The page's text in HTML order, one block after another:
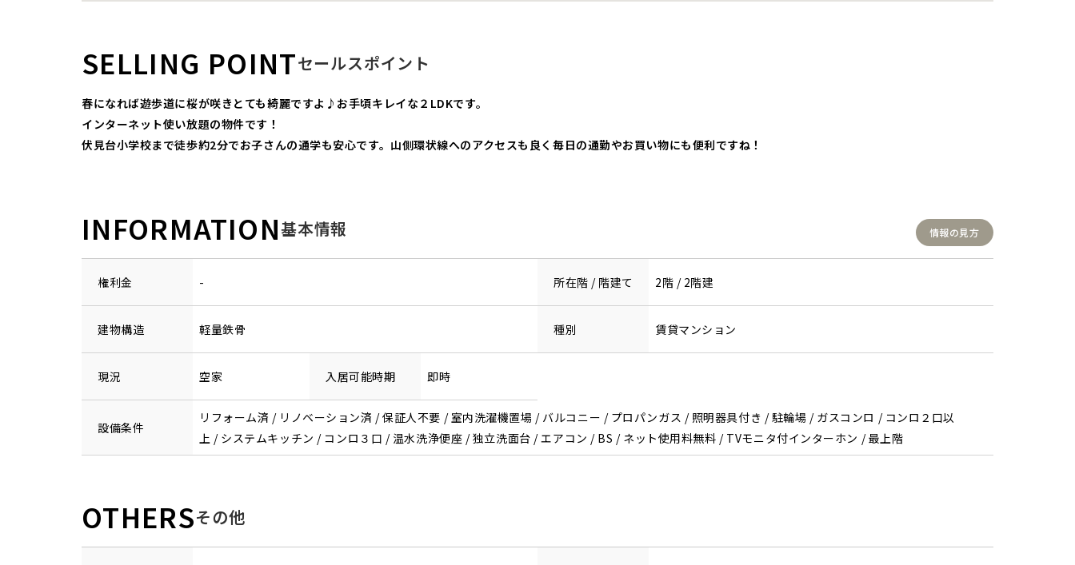
SELLING POINTセールスポイント
春になれば遊歩道に桜が咲きとても綺麗ですよ♪お手頃キレイな２LDKです。
インターネット使い放題の物件です！
伏見台小学校まで徒歩約2分でお子さんの通学も安心です。山側環状線へのアクセスも良く毎日の通勤やお買い物にも便利ですね！
INFORMATION基本情報 情報の見方
権利金 - 所在階 / 階建て 2階 / 2階建
建物構造 軽量鉄骨 種別 賃貸マンション
現況 空家 入居可能時期 即時
設備条件
リフォーム済 / リノベーション済 / 保証人不要 / 室内洗濯機置場 / バルコニー / プロパンガス / 照明器具付き / 駐輪場 / ガスコンロ / コンロ２口以
上 / システムキッチン / コンロ３口 / 温水洗浄便座 / 独立洗面台 / エアコン / BS / ネット使用料無料 / TVモニタ付インターホン / 最上階
OTHERSその他